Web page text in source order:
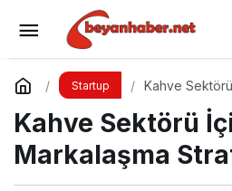
Startup
Kahve
Kahve Sektörü
Markalaşma
Hayaller Masada
Yorum Yap